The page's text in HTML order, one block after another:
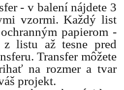
- v balení nájdete 3
vzormi. Každý list
papierom -
z listu až tesne pred
Transfer môžete
na rozmer a tvar
projekt.